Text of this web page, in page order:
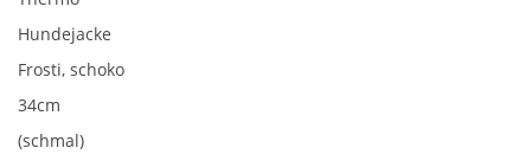
Hundejacke
Frosti, schoko
34cm
(schmal)